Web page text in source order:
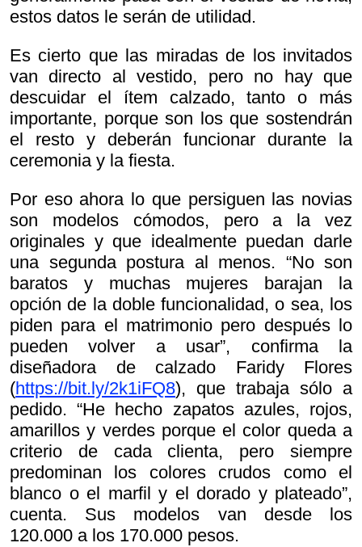
estos datos le serán de utilidad.
Es cierto que las miradas de los invitados
van directo al vestido, pero no hay que
descuidar el ítem calzado, tanto o más
importante, porque son los que sostendrán
el resto y deberán funcionar durante la
ceremonia y la fiesta.
Por eso ahora lo que persiguen las novias
son modelos cómodos, pero a la vez
originales y que idealmente puedan darle
una segunda postura al menos. “No son
baratos y muchas mujeres barajan la
opción de la doble funcionalidad, o sea, los
piden para el matrimonio pero después lo
pueden volver a usar”, confirma la
diseñadora de calzado Faridy Flores
(https://bit.ly/2k1iFQ8), que trabaja sólo a
pedido. “He hecho zapatos azules, rojos,
amarillos y verdes porque el color queda a
criterio de cada clienta, pero siempre
predominan los colores crudos como el
blanco o el marfil y el dorado y plateado”,
cuenta. Sus modelos van desde los
120.000 a los 170.000 pesos.